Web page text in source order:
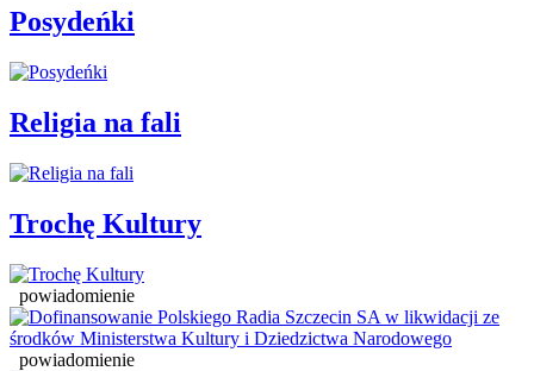
Posydeńki
Religia na fali
Trochę Kultury
powiadomienie
powiadomienie